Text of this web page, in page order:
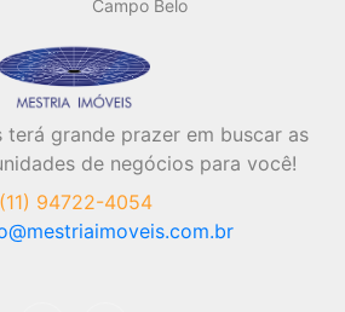
Campo Belo
terá grande prazer em buscar as
de negócios para você!
(11) 94722-4054